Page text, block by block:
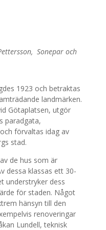
Sonepar och
1923 och betraktas
landmärken.
Götaplatsen, utgör
paradgata,
förvaltas idag av
stad.
de hus som är
dessa klassas ett 30-
understryker dess
för staden. Något
hänsyn till den
renoveringar
Lundell, teknisk